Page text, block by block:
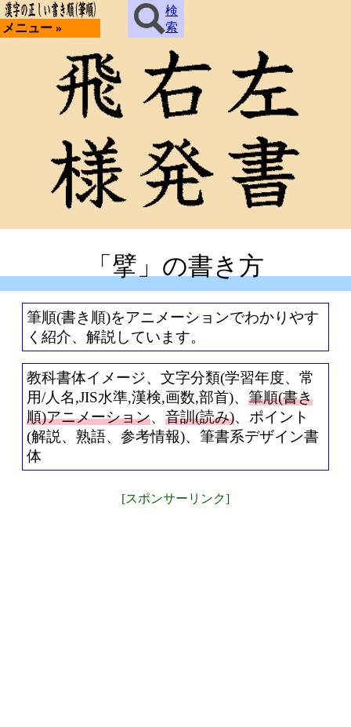
メニュー »
検
索
「擘」の書き方
筆順(書き順)をアニメーションでわかりやす
く紹介、解説しています。
教科書体イメージ、文字分類(学習年度、常
用/人名,JIS水準,漢検,画数,部首)、 筆順(書き
順)アニメーション、 音訓(読み)、ポイント
(解説、熟語、参考情報)、筆書系デザイン書
体
[スポンサーリンク]